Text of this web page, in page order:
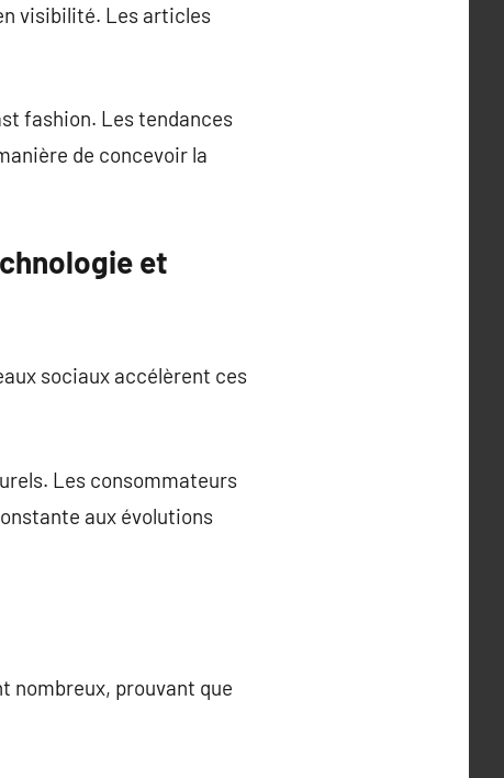
visibilité. Les articles
fashion. Les tendances
de concevoir la
et
sociaux accélèrent ces
Les consommateurs
aux évolutions
nombreux, prouvant que